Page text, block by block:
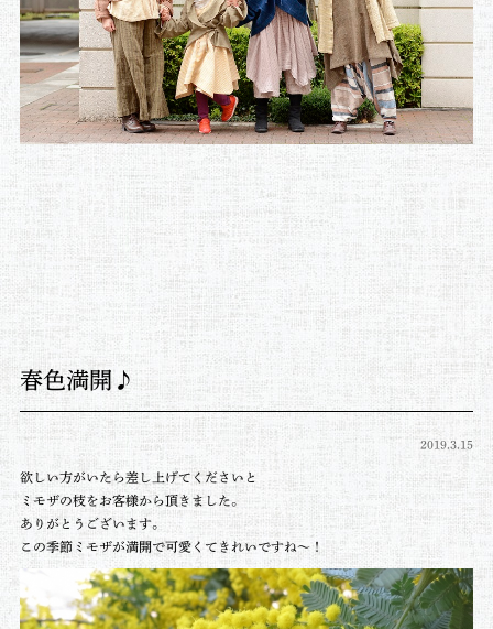
春色満開♪
2019.3.15
欲しい方がいたら差し上げてくださいと
ミモザの枝をお客様から頂きました。
ありがとうございます。
この季節ミモザが満開で可愛くてきれいですね～！